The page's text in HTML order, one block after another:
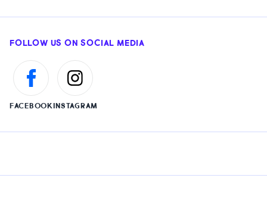
FOLLOW US ON SOCIAL MEDIA
FACEBOOKINSTAGRAM